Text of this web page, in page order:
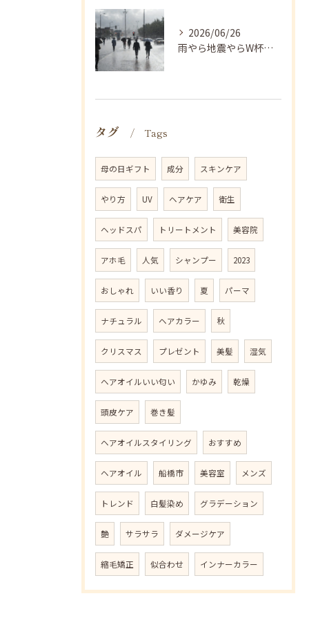
2026/06/26
雨やら地震やらW杯やら、、、
タグ Tags
母の日ギフト 成分 スキンケア
やり方 UV ヘアケア 衛生
ヘッドスパ トリートメント 美容院
アホ毛 人気 シャンプー 2023
おしゃれ いい香り 夏 パーマ
ナチュラル ヘアカラー 秋
クリスマス プレゼント 美髪 湿気
ヘアオイルいい匂い かゆみ 乾燥
頭皮ケア 巻き髪
ヘアオイルスタイリング おすすめ
ヘアオイル 船橋市 美容室 メンズ
トレンド 白髪染め グラデーション
艶 サラサラ ダメージケア
縮毛矯正 似合わせ インナーカラー